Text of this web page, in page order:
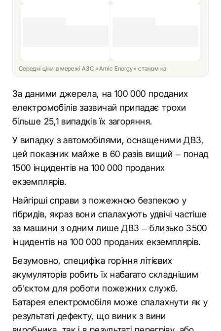
Середні ціни в мережі АЗС «Amic Energy» станом на
За даними джерела, на 100 000 проданих
електромобілів зазвичай припадає трохи
більше 25,1 випадків їх загоряння.
У випадку з автомобілями, оснащеними ДВЗ,
цей показник майже в 60 разів вищий – понад
1500 інцидентів на 100 000 проданих
екземплярів.
Найгірші справи з пожежною безпекою у
гібридів, якраз вони спалахують удвічі частіше
за машини з одним лише ДВЗ – близько 3500
інцидентів на 100 000 проданих екземплярів.
Безумовно, специфіка горіння літієвих
акумуляторів робить їх набагато складнішим
об'єктом для роботи пожежних служб.
Батарея електромобіля може спалахнути як у
результаті дефекту, що виник з вини